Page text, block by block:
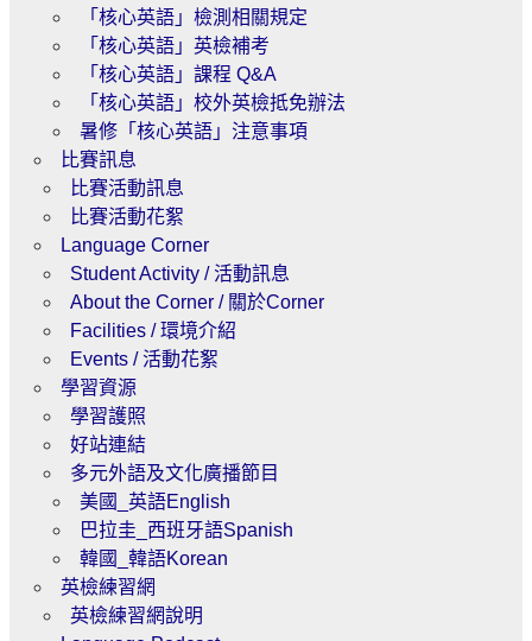
「核心英語」檢測相關規定
「核心英語」英檢補考
「核心英語」課程 Q&A
「核心英語」校外英檢抵免辦法
暑修「核心英語」注意事項
比賽訊息
比賽活動訊息
比賽活動花絮
Language Corner
Student Activity / 活動訊息
About the Corner / 關於Corner
Facilities / 環境介紹
Events / 活動花絮
學習資源
學習護照
好站連結
多元外語及文化廣播節目
美國_英語English
巴拉圭_西班牙語Spanish
韓國_韓語Korean
英檢練習網
英檢練習網說明